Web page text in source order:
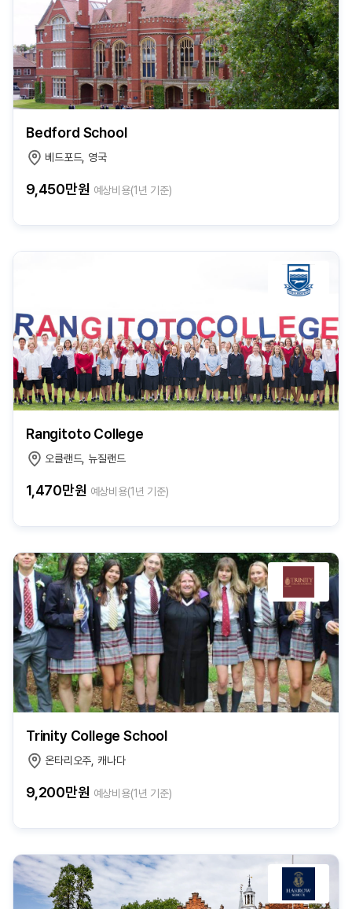
Bedford School
베드포드, 영국
9,450만원 예상비용(1년 기준)
Rangitoto College
오클랜드, 뉴질랜드
1,470만원 예상비용(1년 기준)
Trinity College School
온타리오주, 캐나다
9,200만원 예상비용(1년 기준)